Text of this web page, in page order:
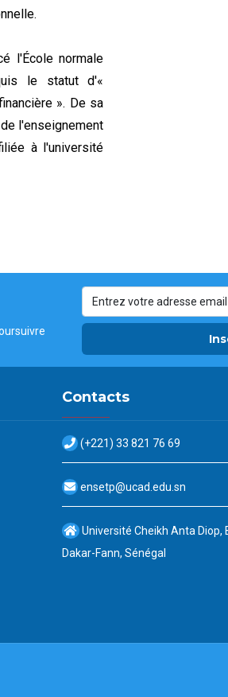
l'École normale
le statut d'«
». De sa
l'enseignement
à l'université
Contacts
(+221) 33 821 76 69
ensetp@ucad.edu.sn
Université Cheikh Anta Diop,
Dakar-Fann, Sénégal